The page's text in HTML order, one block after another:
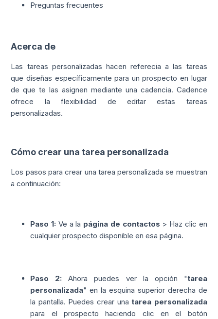
Preguntas frecuentes
Acerca de
Las tareas personalizadas hacen referecia a las tareas
que diseñas específicamente para un prospecto en lugar
de que te las asignen mediante una cadencia. Cadence
ofrece la flexibilidad de editar estas tareas
personalizadas.
Cómo crear una tarea personalizada
Los pasos para crear una tarea personalizada se muestran
a continuación:
Paso 1: Ve a la página de contactos > Haz clic en
cualquier prospecto disponible en esa página.
Paso 2: Ahora puedes ver la opción "tarea
personalizada" en la esquina superior derecha de
la pantalla. Puedes crear unatarea personalizada
para el prospecto haciendo clic en el botón